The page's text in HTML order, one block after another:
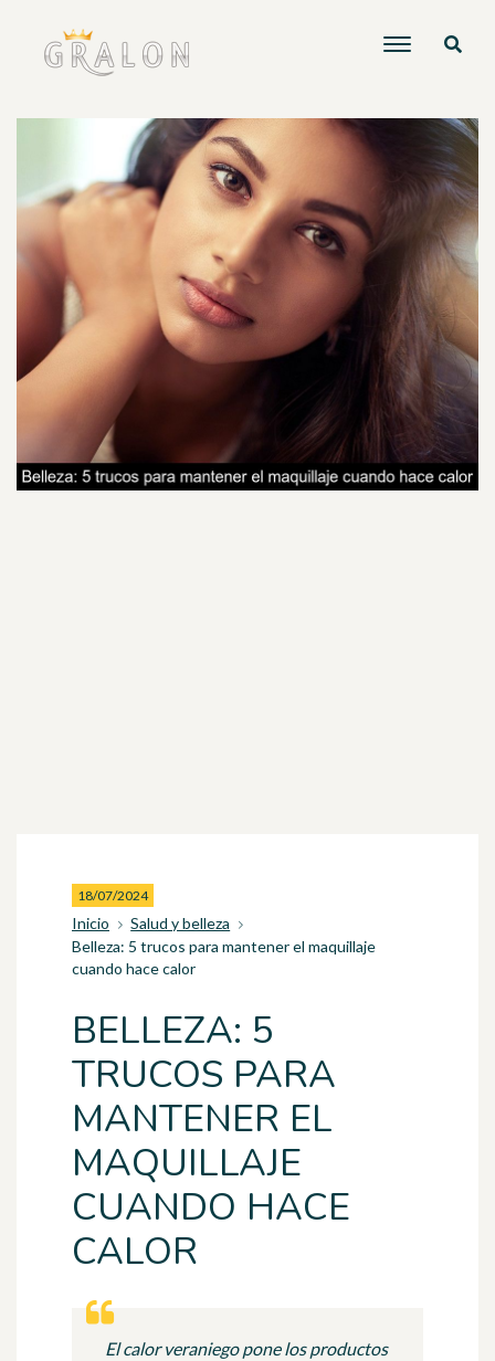
18/07/2024
Inicio
Salud y belleza
Belleza: 5 trucos para mantener el maquillaje
cuando hace calor
BELLEZA: 5
TRUCOS PARA
MANTENER EL
MAQUILLAJE
CUANDO HACE
CALOR
El calor veraniego pone los productos